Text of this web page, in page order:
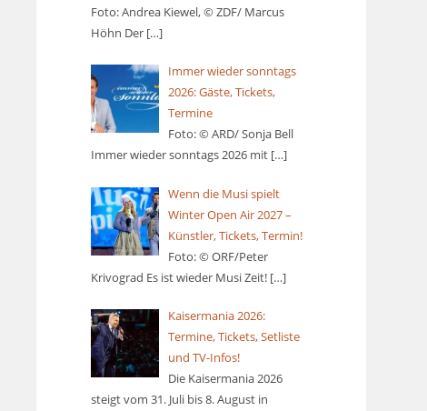
Foto: Andrea Kiewel, © ZDF/ Marcus
Höhn Der […]
Immer wieder sonntags
2026: Gäste, Tickets,
Termine
Foto: © ARD/ Sonja Bell
Immer wieder sonntags 2026 mit […]
Wenn die Musi spielt
Winter Open Air 2027 –
Künstler, Tickets, Termin!
Foto: © ORF/Peter
Krivograd Es ist wieder Musi Zeit! […]
Kaisermania 2026:
Termine, Tickets, Setliste
und TV-Infos!
Die Kaisermania 2026
steigt vom 31. Juli bis 8. August in